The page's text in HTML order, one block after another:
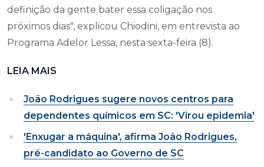
definição da gente bater essa coligação nos
próximos dias", explicou Chiodini, em entrevista ao
Programa Adelor Lessa, nesta sexta-feira (8).
LEIA MAIS
João Rodrigues sugere novos centros para
dependentes químicos em SC: 'Virou epidemia'
'Enxugar a máquina', afirma João Rodrigues,
pré-candidato ao Governo de SC